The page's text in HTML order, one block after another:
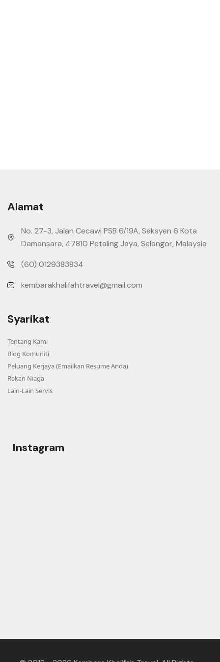
Alamat
No. 27-3, Jalan Cecawi PSB 6/19A, Seksyen 6 Kota
Damansara, 47810 Petaling Jaya, Selangor, Malaysia
(60) 0129383834
kembarakhalifahtravel@gmail.com
Syarikat
Tentang Kami
Blog Komuniti
Peluang Kerjaya (Emailkan Resume Anda)
Rakan Niaga
Lain-Lain Servis
Instagram